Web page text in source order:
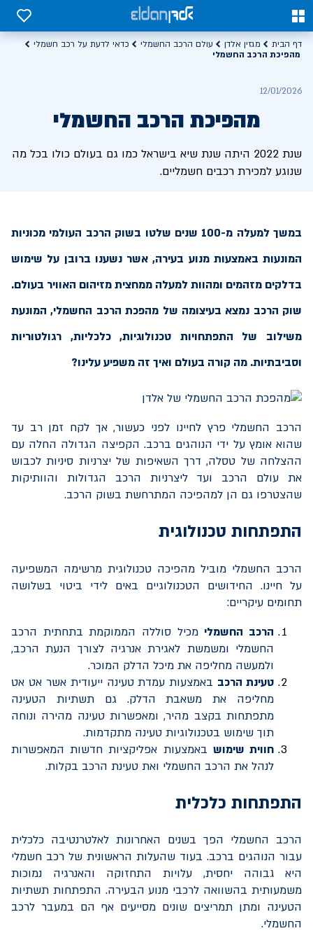
0
0
דף הבית מגזין אלדן עולם הרכב החשמלי
כדאי לדעת על רכב חשמלי
מהפיכת הרכב החשמלי
12/01/2026
מהפיכת הרכב החשמלי
שנת 2022 היתה שנת שיא בישראל כמו גם בעולם כולו בכל מה
שנוגע למכירת רכבים חשמליים.
במשך למעלה מ-100 שנים שלטו בשוק הרכב העולמי מכוניות
המונעות באמצעות מנוע בעירה, אשר נשענו ברובן על שימוש
בדלקים מזהמים ומהוות למעלה ממחצית מזיהום האוויר בעולם.
שוק הרכב נמצא בעיצומה של מהפכת הרכב החשמלי, המונעת
משילוב של התפתחויות טכנולוגיות, כלכליות, רגולטוריות
וסביבתיות. מה קורה בעולם ואיך זה משפיע עלינו?
הרכב החשמלי פרץ לחיינו לפני כעשור, אך לקח זמן רב עד
שהוא אומץ על ידי הנוהגים ברכב. הקפיצה הגדולה החלה עם
ההצלחה של טסלה, דרך השאיפות של יצרניות סיניות לכבוש
את עולם הרכב ועד ליצרניות הרכב הגדולות והוותיקות
שהצטרפו גם הן למהפיכה המתרחשת בשוק הרכב.
התפתחות טכנולוגית
הרכב החשמלי מוביל מהפיכה טכנולוגית מרשימה המשפיעה
על חיינו. החידושים הטכנולוגיים באים לידי ביטוי בשלושה
תחומים עיקריים:
הרכב החשמלי מכיל סוללה הממוקמת בתחתית הרכב
החשמלי ומשמשת לאגירת אנרגיה לצורך הנעת הרכב,
ולמעשה מחליפה את מיכל הדלק המוכר.
טעינת הרכב באמצעות עמדת טעינה ייעודית אשר אט אט
מחליפה את משאבת הדלק. גם תשתיות הטעינה
מתפתחות בקצב מהיר, ומאפשרות טעינה מהירה ונוחה
תוך שימוש בטכנולוגיות טעינה מתקדמות.
חווית שימוש באמצעות אפליקציות חדשות המאפשרות
לנהל את הרכב החשמלי ואת טעינת הרכב בקלות.
התפתחות כלכלית
הרכב החשמלי הפך בשנים האחרונות לאלטרנטיבה כלכלית
עבור הנוהגים ברכב. בעוד שהעלות הראשונית של רכב חשמלי
היא גבוהה יחסית, עלויות התחזוקה והאנרגיה נמוכות
משמעותית בהשוואה לרכבי מנוע הבעירה. התפתחות תשתיות
הטעינה ומתן תמריצים שונים מסייעים אף הם במעבר לרכב
החשמלי.